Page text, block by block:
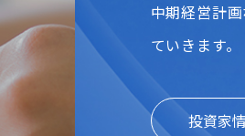
中期経営計
ていきます。
投資家